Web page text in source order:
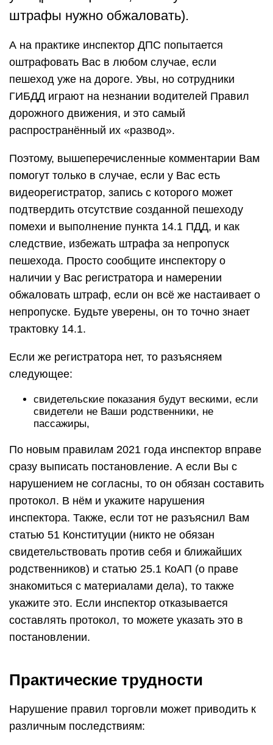
штрафы нужно обжаловать).
А на практике инспектор ДПС попытается
оштрафовать Вас в любом случае, если
пешеход уже на дороге. Увы, но сотрудники
ГИБДД играют на незнании водителей Правил
дорожного движения, и это самый
распространённый их «развод».
Поэтому, вышеперечисленные комментарии Вам
помогут только в случае, если у Вас есть
видеорегистратор, запись с которого может
подтвердить отсутствие созданной пешеходу
помехи и выполнение пункта 14.1 ПДД, и как
следствие, избежать штрафа за непропуск
пешехода. Просто сообщите инспектору о
наличии у Вас регистратора и намерении
обжаловать штраф, если он всё же настаивает о
непропуске. Будьте уверены, он то точно знает
трактовку 14.1.
Если же регистратора нет, то разъясняем
следующее:
свидетельские показания будут вескими, если
свидетели не Ваши родственники, не
пассажиры,
По новым правилам 2021 года инспектор вправе
сразу выписать постановление. А если Вы с
нарушением не согласны, то он обязан составить
протокол. В нём и укажите нарушения
инспектора. Также, если тот не разъяснил Вам
статью 51 Конституции (никто не обязан
свидетельствовать против себя и ближайших
родственников) и статью 25.1 КоАП (о праве
знакомиться с материалами дела), то также
укажите это. Если инспектор отказывается
составлять протокол, то можете указать это в
постановлении.
Практические трудности
Нарушение правил торговли может приводить к
различным последствиям: